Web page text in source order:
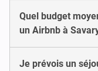
Quel budget
un Airbnb à
Je prévois un